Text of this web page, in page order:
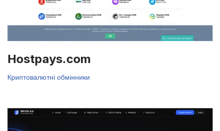
Hostpays.com
Криптовалютні обмінники